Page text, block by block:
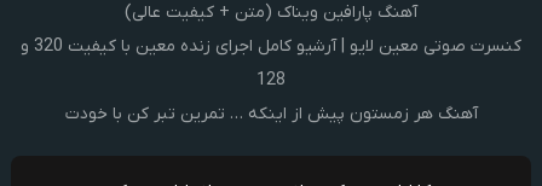
آهنگ پارافین ویناک (متن + کیفیت عالی)
کنسرت صوتی معین لایو | آرشیو کامل اجرای زنده معین با کیفیت 320 و
128
آهنگ هر زمستون پیش از اینکه … تمرین تبر کن با خودت